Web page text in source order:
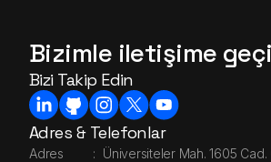
Bizimle iletişime
Bizi Takip Edin
Adres & Telefonlar
Adres : Üniversiteler Mah. 1605 Cad.